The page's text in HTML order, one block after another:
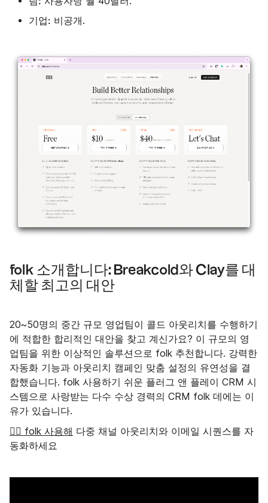
기업: 비공개.
folk 소개합니다: Breakcold와 Clay를 대
체할 최고의 대안
20~50명의 중간 규모 영업팀이 콜드 아웃리치를 수행하기
에 적합한 합리적인 대안을 찾고 계신가요? 이 규모의 영
업팀을 위한 이상적인 솔루션으로 folk 추천합니다. 강력한
자동화 기능과 아웃리치 캠페인 맞춤 설정의 유연성을 결
합했습니다. folk 사용하기 쉬운 플러그 앤 플레이 CRM 시
스템으로 사랑받는 다수 수상 경력의 CRM folk 데에는 이
유가 있습니다.
👉🏼 folk 사용해 다중 채널 아웃리치와 이메일 시퀀스를 자
동화하세요